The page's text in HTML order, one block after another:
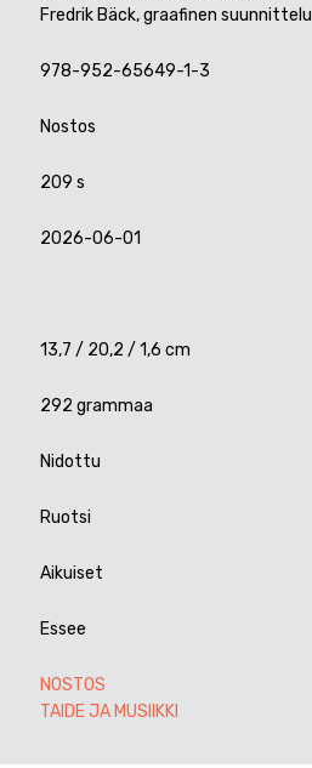
Fredrik Bäck, graafinen suunnittelu
978-952-65649-1-3
Nostos
209 s
2026-06-01
13,7 / 20,2 / 1,6 cm
292 grammaa
Nidottu
Ruotsi
Aikuiset
Essee
NOSTOS
TAIDE JA MUSIIKKI